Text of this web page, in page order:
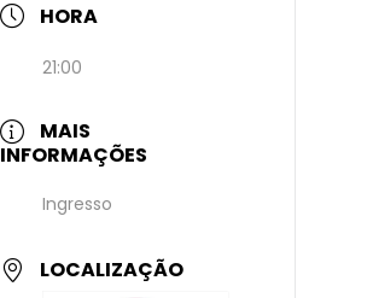
HORA
21:00
MAIS
INFORMAÇÕES
Ingresso
LOCALIZAÇÃO